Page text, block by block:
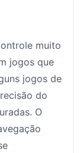
muito
jogos que
jogos de
do
O